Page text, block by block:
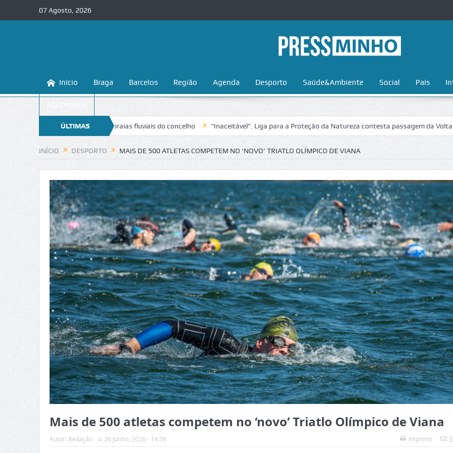
07 Agosto, 2026
Início Braga Barcelos Região Agenda Desporto Saúde&Ambiente Social País
Multimédia
ÚLTIMAS
NOTÍCIAS
conhecer e proteger as praias fluviais do concelho “Inaceitável”. Liga para a Proteção da Natureza contesta passagem da Volta a Portugal
INÍCIO DESPORTO MAIS DE 500 ATLETAS COMPETEM NO ‘NOVO’ TRIATLO OLÍMPICO DE VIANA
Mais de 500 atletas competem no ‘novo’ Triatlo Olímpico de Viana
Autor: Redação a: 26 Junho, 2026 - 14:58 Imprimir